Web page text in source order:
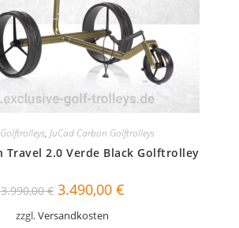
Golftrolleys, JuCad Carbon Golftrolleys
Travel 2.0 Verde Black Golftrolley
3.990,00€ Ursprünglicher
Preis
war:
3.990,00 €
3.490,00 €Aktueller
Preis
zzgl.Versandkosten